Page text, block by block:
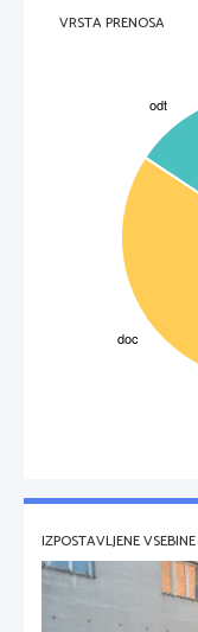
VRSTA PRENOSA
IZPOSTAVLJENE VSEBINE